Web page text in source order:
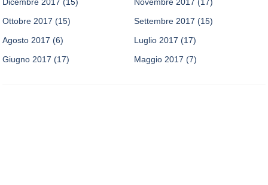
Ottobre 2017 (15) Settembre 2017 (15)
Agosto 2017 (6) Luglio 2017 (17)
Giugno 2017 (17) Maggio 2017 (7)